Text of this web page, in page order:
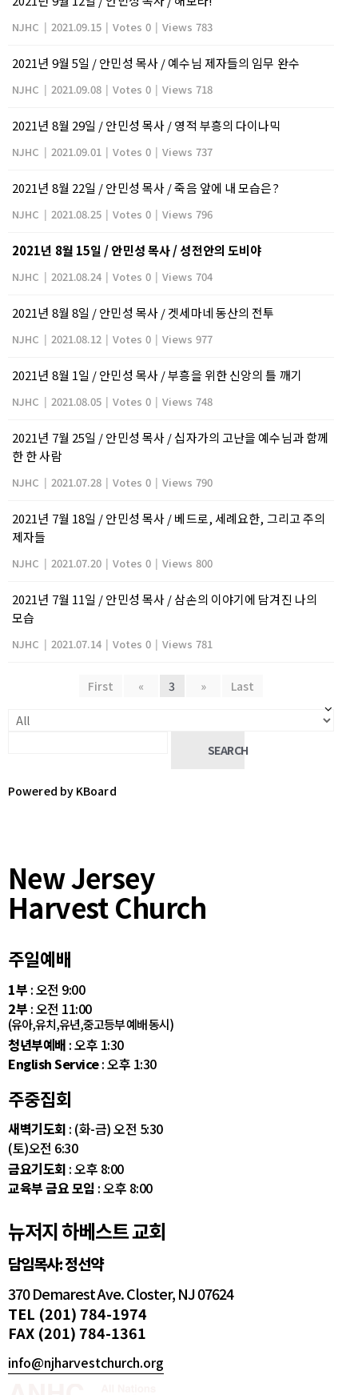
NJHC | 2021.09.15 | Votes 0 | Views 783
2021년 9월 5일 / 안민성 목사 / 예수님 제자들의 임무 완수
NJHC | 2021.09.08 | Votes 0 | Views 718
2021년 8월 29일 / 안민성 목사 / 영적 부흥의 다이나믹
NJHC | 2021.09.01 | Votes 0 | Views 737
2021년 8월 22일 / 안민성 목사 / 죽음 앞에 내 모습은?
NJHC | 2021.08.25 | Votes 0 | Views 796
2021년 8월 15일 / 안민성 목사 / 성전안의 도비야
NJHC | 2021.08.24 | Votes 0 | Views 704
2021년 8월 8일 / 안민성 목사 / 겟세마네 동산의 전투
NJHC | 2021.08.12 | Votes 0 | Views 977
2021년 8월 1일 / 안민성 목사 / 부흥을 위한 신앙의 틀 깨기
NJHC | 2021.08.05 | Votes 0 | Views 748
2021년 7월 25일 / 안민성 목사 / 십자가의 고난을 예수님과 함께
한 한 사람
NJHC | 2021.07.28 | Votes 0 | Views 790
2021년 7월 18일 / 안민성 목사 / 베드로, 세례요한, 그리고 주의
제자들
NJHC | 2021.07.20 | Votes 0 | Views 800
2021년 7월 11일 / 안민성 목사 / 삼손의 이야기에 담겨진 나의
모습
NJHC | 2021.07.14 | Votes 0 | Views 781
First « 3 » Last
SEARCH
Powered by KBoard
New Jersey
Harvest Church
주일예배
1부 : 오전 9:00
2부 : 오전 11:00
(유아,유치,유년,중고등부 예배 동시)
청년부예배 : 오후 1:30
English Service: 오후 1:30
주중집회
새벽기도회 : (화-금) 오전 5:30
(토)오전 6:30
금요기도회 : 오후 8:00
교육부 금요 모임 : 오후 8:00
뉴저지 하베스트 교회
담임목사: 정선약
370 Demarest Ave. Closter, NJ 07624
TEL (201) 784-1974
FAX (201) 784-1361
info@njharvestchurch.org